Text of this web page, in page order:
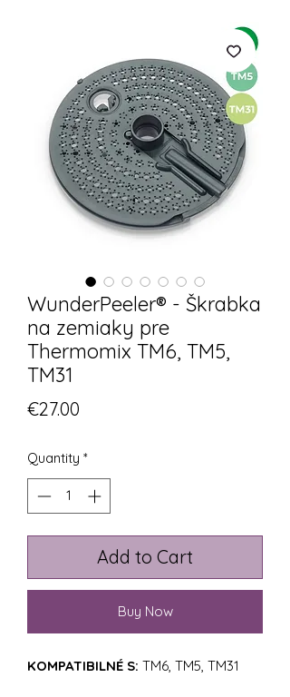
WunderPeeler® - Škrabka
na zemiaky pre
Thermomix TM6, TM5,
TM31
€27.00
Quantity *
Add to Cart
Buy Now
KOMPATIBILNÉ S: TM6, TM5, TM31